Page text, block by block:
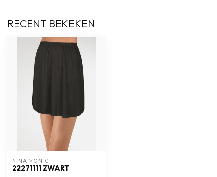
RECENT BEKEKEN
NINA VON C
22271111 ZWART